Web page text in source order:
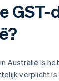
GST-
Australië is
verplicht